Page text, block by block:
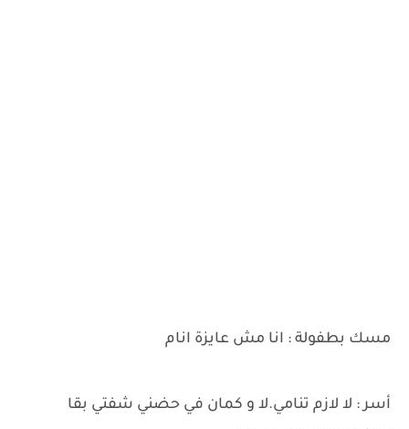
مسك بطفولة : انا مش عايزة انام
أسر : لا لازم تنامي.لا و كمان في حضني شفتي بقا